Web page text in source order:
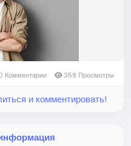
Комментарии 359 Просмотры
и комментировать!